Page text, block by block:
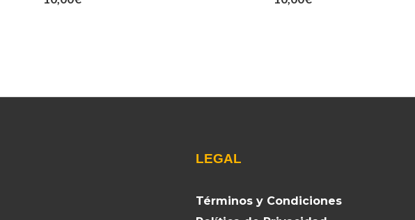
LEGAL
Términos y Condiciones